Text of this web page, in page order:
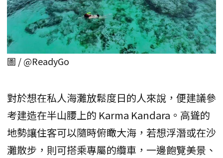
圖 / @ReadyGo
對於想在私人海灘放鬆度日的人來說，便建議參
考建造在半山腰上的 Karma Kandara。高聳的
地勢讓住客可以隨時俯瞰大海，若想浮潛或在沙
灘散步，則可搭乘專屬的纜車，一邊飽覽美景、